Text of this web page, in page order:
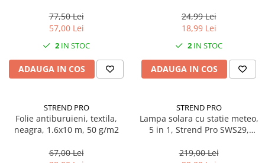
77,50 Lei
57,00 Lei
2 IN STOC
ADAUGA IN COS
24,99 Lei
18,99 Lei
2 IN STOC
ADAUGA IN COS
STREND PRO
Folie antiburuieni, textila,
neagra, 1.6x10 m, 50 g/m2
67,00 Lei
STREND PRO
Lampa solara cu statie meteo,
5 in 1, Strend Pro SWS29,
indicator ploaie, 160 cm
219,00 Lei